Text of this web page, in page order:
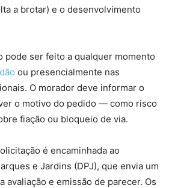
a brotar) e o desenvolvimento
pode ser feito a qualquer momento
ou presencialmente nas
O morador deve informar o
o motivo do pedido — como risco
fiação ou bloqueio de via.
é encaminhada ao
e Jardins (DPJ), que envia um
avaliação e emissão de parecer. Os